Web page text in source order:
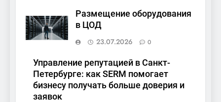
Размещение оборудования
в ЦОД
23.07.2026
0
Управление репутацией в Санкт-
Петербурге: как SERM помогает
бизнесу получать больше доверия и
заявок